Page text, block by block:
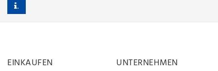
EINKAUFEN UNTERNEHMEN